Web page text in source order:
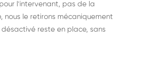
l'intervenant, pas de la
le retirons mécaniquement
reste en place, sans